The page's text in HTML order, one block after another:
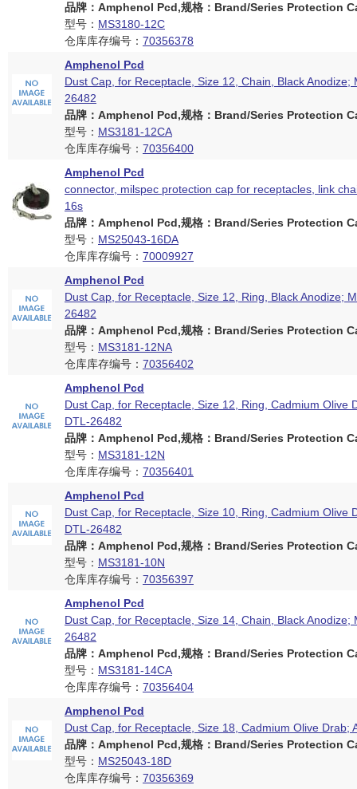
品牌：Amphenol Pcd,规格：Brand/Series Protection
型号： MS3180-12C
仓库库存编号： 70356378
Amphenol Pcd
Dust Cap, for Receptacle, Size 12, Chain, Black Anodize;
26482
品牌：Amphenol Pcd,规格：Brand/Series Protection
型号： MS3181-12CA
仓库库存编号： 70356400
Amphenol Pcd
connector, milspec protection cap for receptacles, link
16s
品牌：Amphenol Pcd,规格：Brand/Series Protection
型号： MS25043-16DA
仓库库存编号： 70009927
Amphenol Pcd
Dust Cap, for Receptacle, Size 12, Ring, Black Anodize;
26482
品牌：Amphenol Pcd,规格：Brand/Series Protection
型号： MS3181-12NA
仓库库存编号： 70356402
Amphenol Pcd
Dust Cap, for Receptacle, Size 12, Ring, Cadmium Olive
DTL-26482
品牌：Amphenol Pcd,规格：Brand/Series Protection
型号： MS3181-12N
仓库库存编号： 70356401
Amphenol Pcd
Dust Cap, for Receptacle, Size 10, Ring, Cadmium Olive
DTL-26482
品牌：Amphenol Pcd,规格：Brand/Series Protection
型号： MS3181-10N
仓库库存编号： 70356397
Amphenol Pcd
Dust Cap, for Receptacle, Size 14, Chain, Black Anodize;
26482
品牌：Amphenol Pcd,规格：Brand/Series Protection
型号： MS3181-14CA
仓库库存编号： 70356404
Amphenol Pcd
Dust Cap, for Receptacle, Size 18, Cadmium Olive Drab;
品牌：Amphenol Pcd,规格：Brand/Series Protection
型号： MS25043-18D
仓库库存编号： 70356369